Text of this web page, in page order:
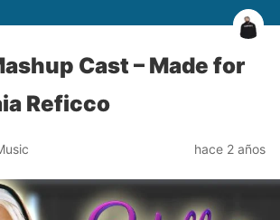
Cast – Made for
Reficco
hace 2 años